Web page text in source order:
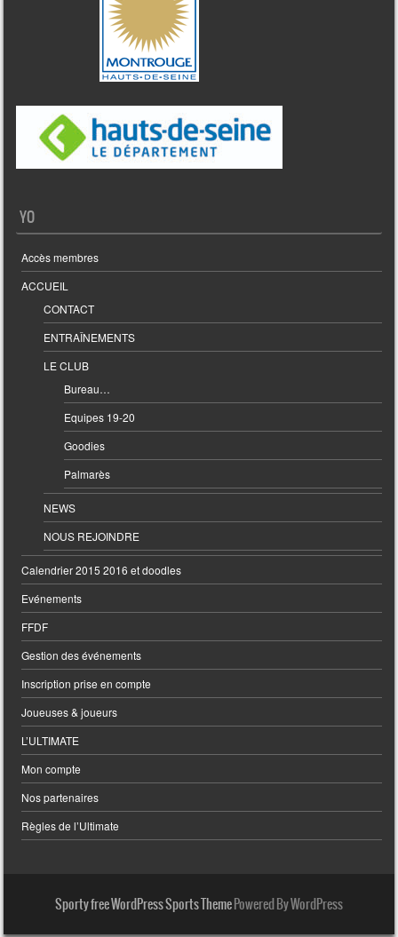
YO
Accès membres
ACCUEIL
CONTACT
ENTRAÎNEMENTS
LE CLUB
Bureau…
Equipes 19-20
Goodies
Palmarès
NEWS
NOUS REJOINDRE
Calendrier 2015 2016 et doodles
Evénements
FFDF
Gestion des événements
Inscription prise en compte
Joueuses & joueurs
L’ULTIMATE
Mon compte
Nos partenaires
Règles de l’Ultimate
Sporty free WordPress Sports ThemePowered By WordPress